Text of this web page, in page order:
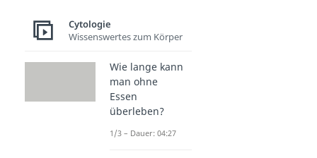
Cytologie
Wissenswertes zum Körper
Wie lange kann
man ohne
Essen
überleben?
1/3 – Dauer: 04:27